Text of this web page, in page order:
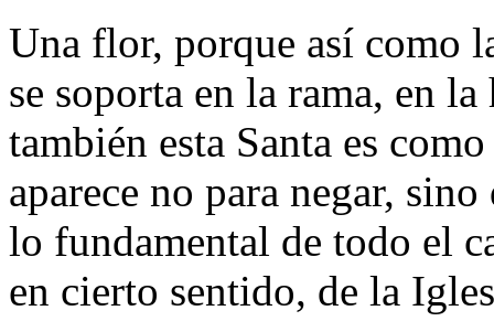
Una flor, porque así como
se soporta en la rama, en
también esta Santa es
aparece no para negar,
lo fundamental de todo el
en cierto sentido, de la